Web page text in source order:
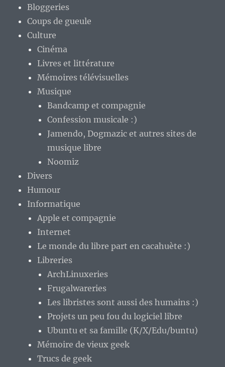
Bloggeries
Coups de gueule
Culture
Cinéma
Livres et littérature
Mémoires télévisuelles
Musique
Bandcamp et compagnie
Confession musicale :)
Jamendo, Dogmazic et autres sites de
musique libre
Noomiz
Divers
Humour
Informatique
Apple et compagnie
Internet
Le monde du libre part en cacahuète :)
Libreries
ArchLinuxeries
Frugalwareries
Les libristes sont aussi des humains :)
Projets un peu fou du logiciel libre
Ubuntu et sa famille (K/X/Edu/buntu)
Mémoire de vieux geek
Trucs de geek